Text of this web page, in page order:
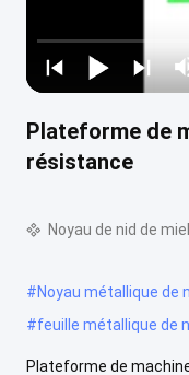
Plateforme de
résistance
Noyau de nid de
#Noyau métallique de
#feuille métallique de
Plateforme de